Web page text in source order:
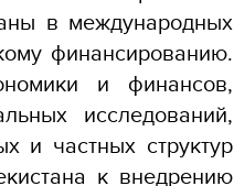
в международных
финансированию.
и финансов,
исследований,
и частных структур
к внедрению